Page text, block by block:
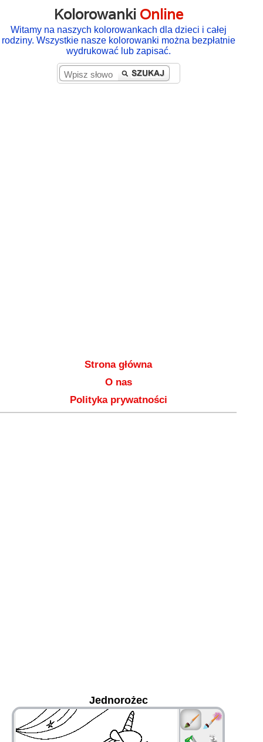
Kolorowanki Online
Witamy na naszych kolorowankach dla dzieci i całej
rodziny. Wszystkie nasze kolorowanki można bezpłatnie
wydrukować lub zapisać.
Strona główna
O nas
Polityka prywatności
Jednorożec